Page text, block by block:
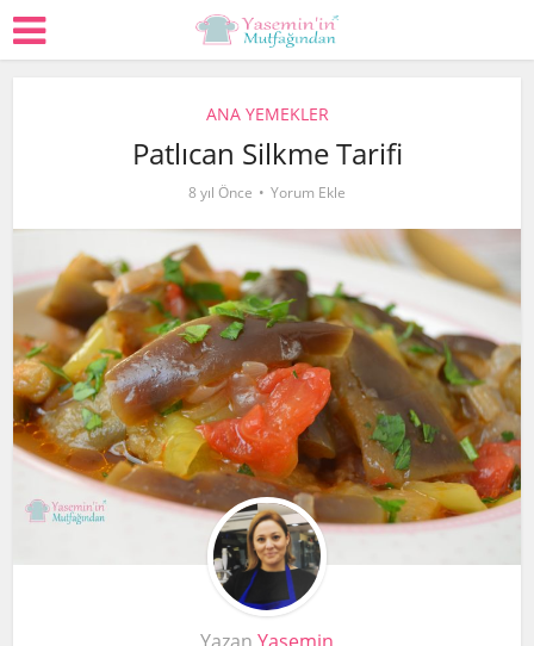
ANA YEMEKLER
Patlıcan Silkme Tarifi
8 yıl Önce Yorum Ekle